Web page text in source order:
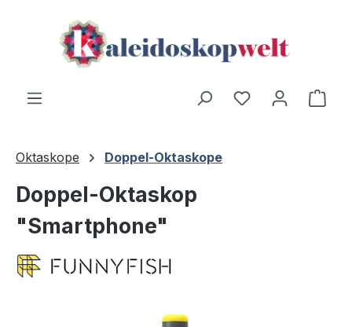
Zum Hauptinhalt springen
Oktaskope Doppel-Oktaskope
Doppel-Oktaskop
"Smartphone"
Bildergalerie überspringen